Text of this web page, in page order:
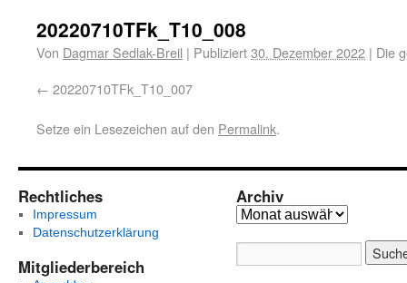
20220710TFk_T10_008
Von Dagmar Sedlak-Breil | Publiziert30. Dezember 2022 | Die
20220710TFk_T10_007
Setze ein Lesezeichen auf den Permalink.
Rechtliches
Impressum
Datenschutzerklärung
Mitgliederbereich
Archiv